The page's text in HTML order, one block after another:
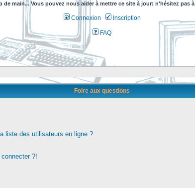
de main... Vous pouvez nous aider à mettre ce site à jour: n'hésitez pas à
Connexion Inscription
FAQ
Foire aux questions
liste des utilisateurs en ligne ?
?!